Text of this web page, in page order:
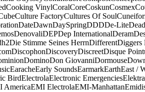
Cooking VinylCoralCoreCoskunCosmex
Culture FactoryCultures Of Soul
DateDawnDaySpringDDDDe-Lite
DenovaliDEPDep InternationalDeram
Die Stimme Seines HerrnDifferentDiggers
DiscophonDiscoveryDiscreetDisque
DominoDon GiovanniDormouse
EaracheEarly SoundsEarmarkEarthEast /
BirdElectrolaElectronic Emergencies
AmericaEMI ElectrolaEMI-Manhattan